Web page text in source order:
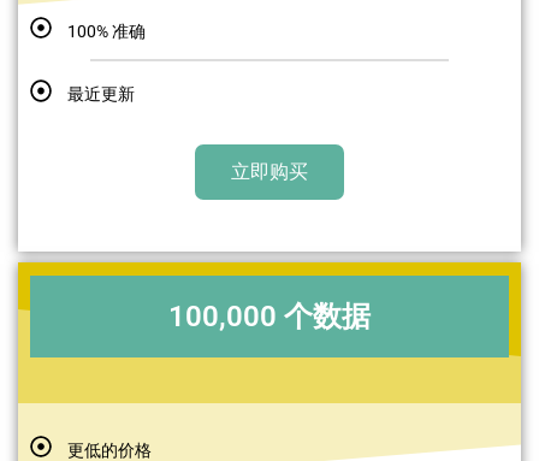
100% 准确
最近更新
立即购买
100,000 个数据
更低的价格